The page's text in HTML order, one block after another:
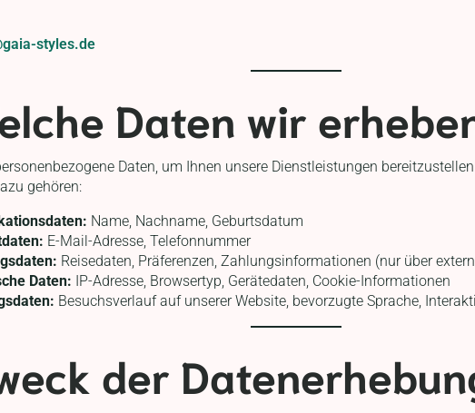
styles.de
Daten wir
Daten, um Ihnen unsere Dienstleistungen
gehören:
Name, Nachname, Geburtsdatum
E-Mail-Adresse, Telefonnummer
Reisedaten, Präferenzen, Zahlungsinformationen (nur über
Daten: IP-Adresse, Browsertyp, Gerätedaten, Cookie-Informationen
Besuchsverlauf auf unserer Website, bevorzugte Sprache,
der